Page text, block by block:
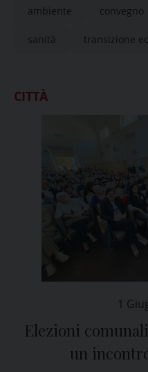
ambiente convegno
sanità transizione
CITTÀ
1
Elezioni
un